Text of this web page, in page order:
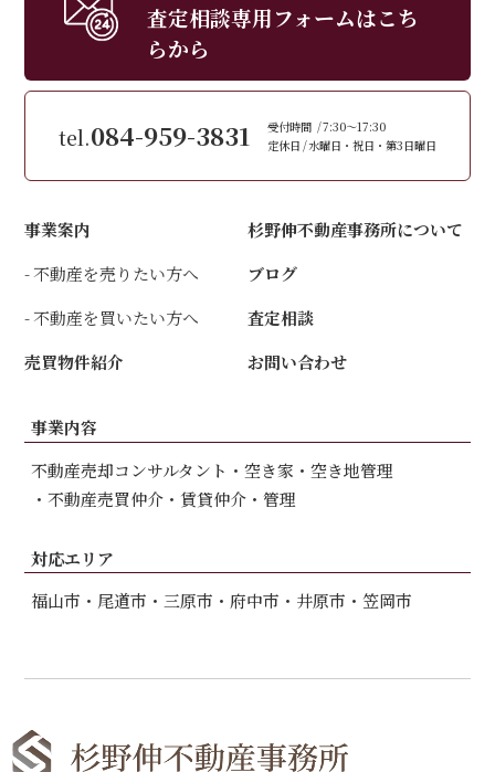
査定相談専用フォームはこち
らから
tel.084-959-3831 受付時間
7:30～17:30
定休日 水曜日・祝日・第3日曜日
事業案内
不動産を売りたい方へ
不動産を買いたい方へ
売買物件紹介
杉野伸不動産事務所について
ブログ
査定相談
お問い合わせ
事業内容
不動産売却コンサルタント
空き家・空き地管理
不動産売買仲介
賃貸仲介・管理
対応エリア
福山市
尾道市 三原市 府中市 井原市 笠岡市